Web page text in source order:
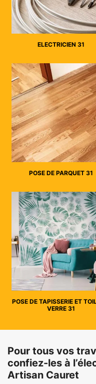
ELECTRICIEN 31
POSE DE PARQUET 31
POSE DE TAPISSERIE ET
VERRE 31
Pour tous vos
confiez-les à
Artisan Cauret